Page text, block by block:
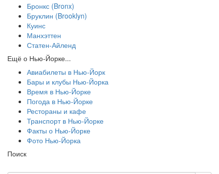
Бронкс (Bronx)
Бруклин (Brooklyn)
Куинс
Манхэттен
Статен-Айленд
Ещё о Нью-Йорке...
Авиабилеты в Нью-Йорк
Бары и клубы Нью-Йорка
Время в Нью-Йорке
Погода в Нью-Йорке
Рестораны и кафе
Транспорт в Нью-Йорке
Факты о Нью-Йорке
Фото Нью-Йорка
Поиск